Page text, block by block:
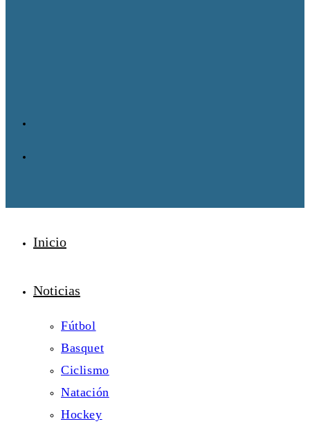
Inicio
Noticias
Fútbol
Basquet
Ciclismo
Natación
Hockey